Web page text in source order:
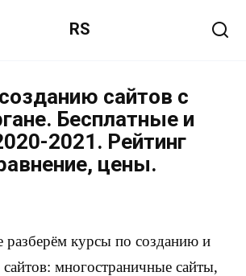
RS
сайтов с
Бесплатные и
2021. Рейтинг
цены.
разберём курсы по созданию и
многостраничные сайты,